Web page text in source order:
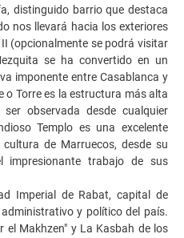
distinguido barrio que destaca
nos llevará hacia los exteriores
(opcionalmente se podrá visitar
se ha convertido en un
imponente entre Casablanca y
o Torre es la estructura más alta
observada desde cualquier
Templo es una excelente
de Marruecos, desde su
impresionante trabajo de sus
Imperial de Rabat, capital de
y político del país.
el Makhzen" y La Kasbah de los